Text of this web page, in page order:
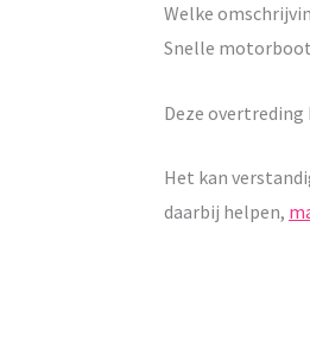
Welke
Snelle
Deze
Het kan
daarbij helpen,